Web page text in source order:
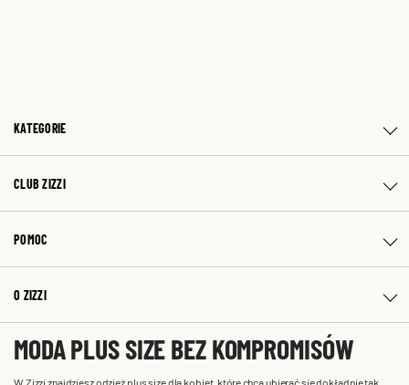
KATEGORIE
CLUB ZIZZI
POMOC
O ZIZZI
MODA PLUS SIZE BEZ KOMPROMISÓW